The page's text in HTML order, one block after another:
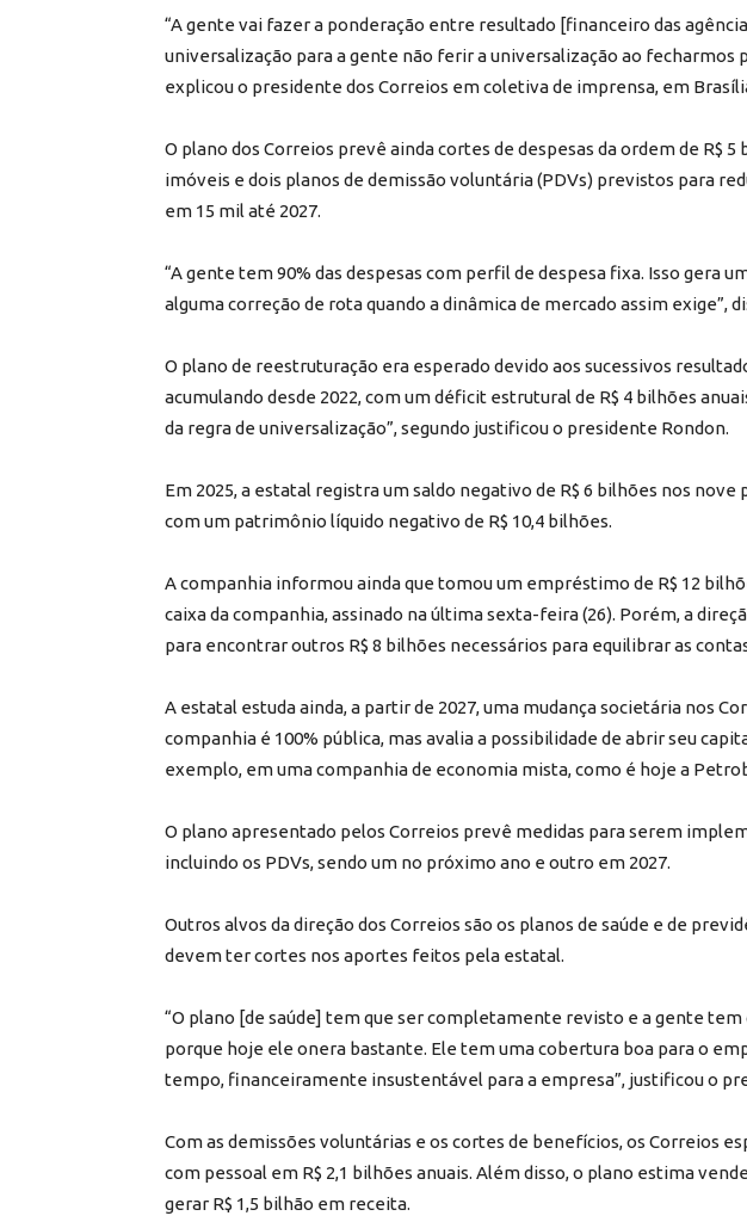
“A gente vai fazer a ponderação entre resultado [financeiro das
universalização para a gente não ferir a universalização ao fecharmos
explicou o presidente dos Correios em coletiva de imprensa, em
O plano dos Correios prevê ainda cortes de despesas da ordem de R$ 5
imóveis e dois planos de demissão voluntária (PDVs) previstos para
em 15 mil até 2027.
“A gente tem 90% das despesas com perfil de despesa fixa. Isso gera
alguma correção de rota quando a dinâmica de mercado assim exige”,
O plano de reestruturação era esperado devido aos sucessivos
acumulando desde 2022, com um déficit estrutural de R$ 4 bilhões
da regra de universalização”, segundo justificou o presidente Rondon.
Em 2025, a estatal registra um saldo negativo de R$ 6 bilhões nos
com um patrimônio líquido negativo de R$ 10,4 bilhões.
A companhia informou ainda que tomou um empréstimo de R$ 12
caixa da companhia, assinado na última sexta-feira (26). Porém, a
para encontrar outros R$ 8 bilhões necessários para equilibrar as
A estatal estuda ainda, a partir de 2027, uma mudança societária nos
companhia é 100% pública, mas avalia a possibilidade de abrir seu
exemplo, em uma companhia de economia mista, como é hoje a
O plano apresentado pelos Correios prevê medidas para serem
incluindo os PDVs, sendo um no próximo ano e outro em 2027.
Outros alvos da direção dos Correios são os planos de saúde e de
devem ter cortes nos aportes feitos pela estatal.
“O plano [de saúde] tem que ser completamente revisto e a gente tem
porque hoje ele onera bastante. Ele tem uma cobertura boa para o
tempo, financeiramente insustentável para a empresa”, justificou o
Com as demissões voluntárias e os cortes de benefícios, os Correios
com pessoal em R$ 2,1 bilhões anuais. Além disso, o plano estima
gerar R$ 1,5 bilhão em receita.